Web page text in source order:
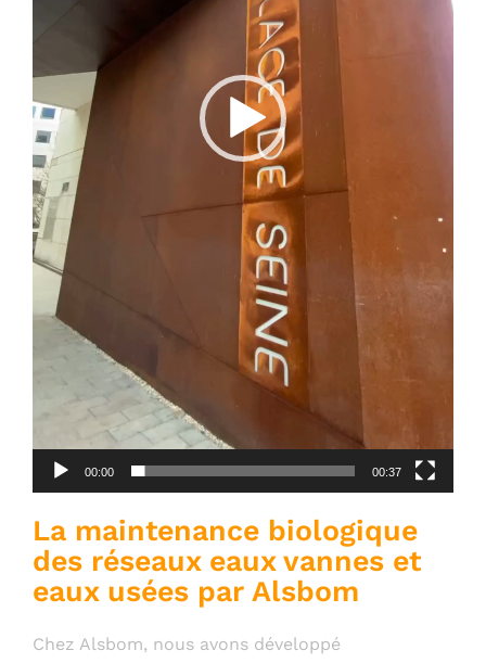
00:00 00:37
La maintenance biologique
des réseaux eaux vannes et
eaux usées par Alsbom
Chez Alsbom, nous avons développé